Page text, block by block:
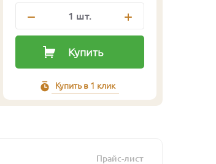
1 шт.
Купить
Купить в 1 клик
Прайс-лист